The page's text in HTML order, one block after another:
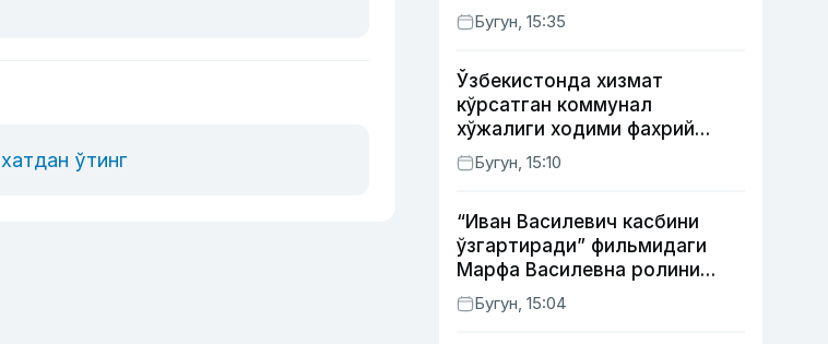
ўтинг
Бугун, 15:35
Ўзбекистонда хизмат
кўрсатган коммунал
хўжалиги ходими фахрий
унвони таъсис этилиши
мумкин
Бугун, 15:10
“Иван Василевич касбини
ўзгартиради” фильмидаги
Марфа Василевна ролини
ижро этган актрисанинг
тақдири қандай кечди?
Бугун, 15:04